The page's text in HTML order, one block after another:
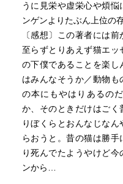
うに見栄や虚栄心や煩
ンゲンよりたぶん上位の存
〔感想〕この著者には
至らずとりあえず猫エ
の下僕であることを楽し
はみんなそうか／動物も
の本にもやはりあるの
か、そのときだけはご
りぼくらとおんなじな
らおうと。昔の猫は勝
り死んでたようやけど
ンから…